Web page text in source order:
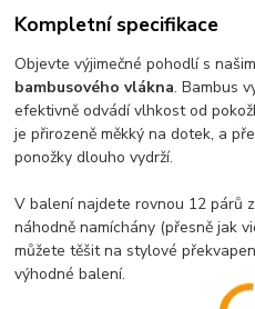
Kompletní specifikace
Objevte výjimečné pohodlí s
bambusového vlákna. Bambus
efektivně odvádí vlhkost od
je přirozeně měkký na dotek, a
ponožky dlouho vydrží.
V balení najdete rovnou 12 párů
náhodně namíchány (přesně jak
můžete těšit na stylové
výhodné balení.